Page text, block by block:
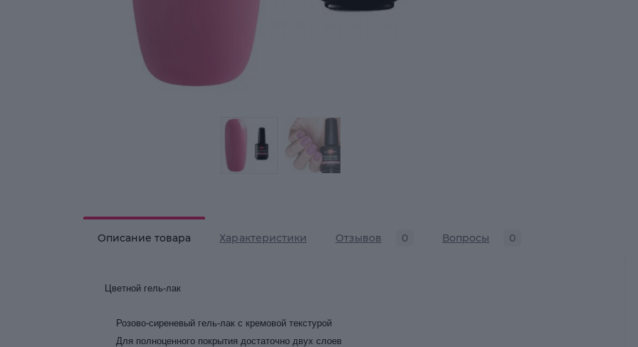
Описание товара Характеристики Отзывов 0 Вопросы 0
Цветной гель-лак
Розово-сиреневый гель-лак с кремовой текстурой
Для полноценного покрытия достаточно двух слоев